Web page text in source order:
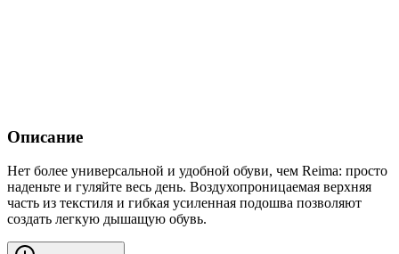
Описание
Нет более универсальной и удобной обуви, чем Reima: просто
наденьте и гуляйте весь день. Воздухопроницаемая верхняя
часть из текстиля и гибкая усиленная подошва позволяют
создать легкую дышащую обувь.